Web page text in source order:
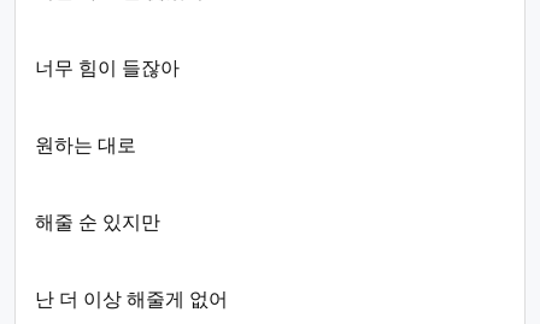
너무 힘이 들잖아
원하는 대로
해줄 순 있지만
난 더 이상 해줄게 없어